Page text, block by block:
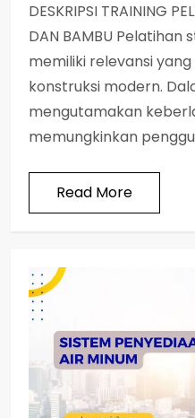
DESKRIPSI TRAINING
DAN BAMBU
memiliki relevansi
konstruksi modern.
mengutamakan
memungkinkan
Read More